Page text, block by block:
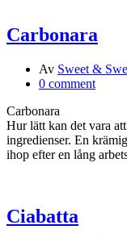
Carbonara
Av Sweet &
0 comment
Carbonara
Hur lätt kan det vara
ingredienser. En
ihop efter en lång
Ciabatta